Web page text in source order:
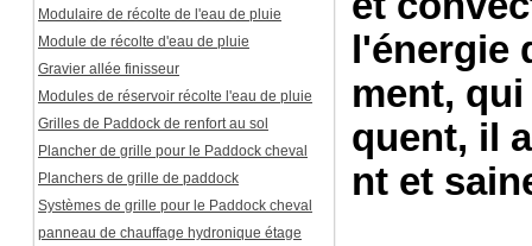
Modulaire de récolte de l'eau de pluie
Module de récolte d'eau de pluie
Gravier allée finisseur
Modules de réservoir récolte l'eau de pluie
Grilles de Paddock de renfort au sol
Plancher de grille pour le Paddock cheval
Planchers de grille de paddock
Systèmes de grille pour le Paddock cheval
panneau de chauffage hydronique étage
l'énergie
ment,
quent, il
nt et